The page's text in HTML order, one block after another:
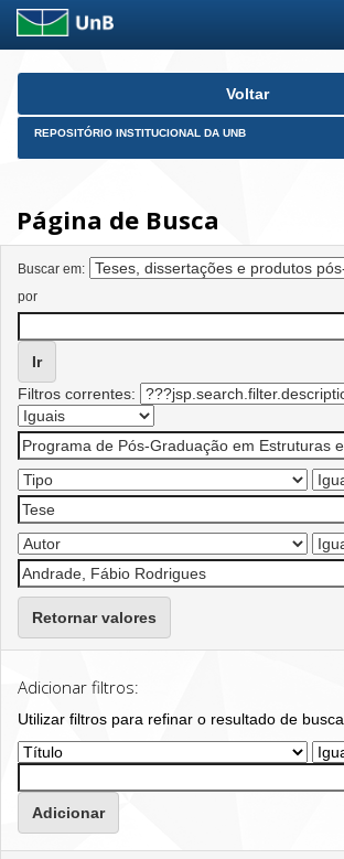
Skip
Voltar
REPOSITÓRIO INSTITUCIONAL DA UNB
Página de Busca
Buscar em:
por
Filtros correntes:
Retornar valores
Adicionar filtros:
Utilizar filtros para refinar o resultado de busca.